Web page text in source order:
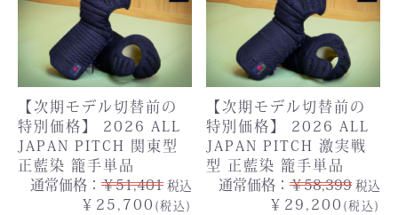
【次期モデル切替前の
特別価格】 2026 ALL
JAPAN PITCH 関東型
正藍染 籠手単品
通常価格： ￥51,401 税込
￥25,700 (税込)
【次期モデル切替前の
特別価格】 2026 ALL
JAPAN PITCH 激実戦
型 正藍染 籠手単品
通常価格： ￥58,399 税込
￥29,200 (税込)